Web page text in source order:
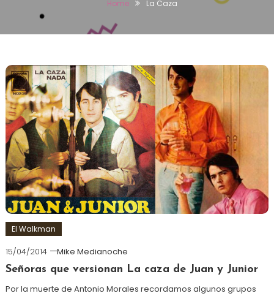
Home La Caza
El Walkman
15/04/2014
Mike Medianoche
Señoras que versionan La caza de Juan y Junior
Por la muerte de Antonio Morales recordamos algunos grupos